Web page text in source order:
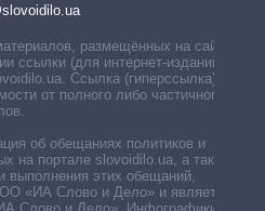
размещённых на сайте,
ссылки (для интернет-изданий —
Ссылка (гиперссылка)
от полного либо частичного
об обещаниях политиков и
на портале slovoidilo.ua, а также
выполнения этих обещаний,
«ИА Слово и Дело» и является